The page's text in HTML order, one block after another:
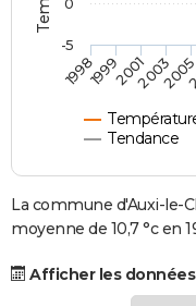
CARTE DE VOEUX
Carte de Noël
Carte Bonne année
Carte Saint-Valentin
Carte Pâques
Carte d'anniversaire
DICTIONNAIRE
PROGRAMME TV
S'inscrire
Se connecter
Lycées
Collèges
Primaires
Universités
Entreprises
Service militaire
Avis de recherche
AVIS DE DÉCÈS
Tendance
1998199920012003
-5
0
La commune d'Auxi-le-
moyenne de 10,7 °c en
Afficher les